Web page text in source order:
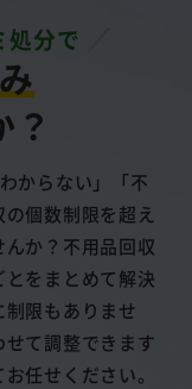
処分で
からない」「不
個数制限を超え
か？不用品回収
をまとめて解決
限もありませ
て調整できます
任せください。